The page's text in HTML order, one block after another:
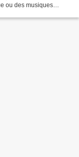
ou des musiques